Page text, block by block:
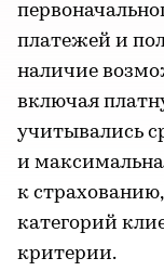
платежей и
наличие
включая
учитывались
и
к
категорий
критерии.